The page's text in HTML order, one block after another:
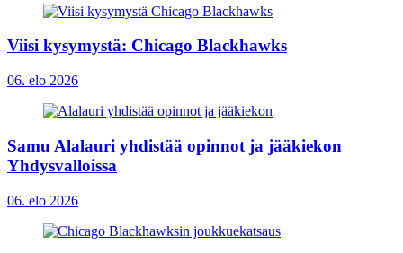
Viisi kysymystä: Chicago Blackhawks
06. elo 2026
Samu Alalauri yhdistää opinnot ja jääkiekon
Yhdysvalloissa
06. elo 2026